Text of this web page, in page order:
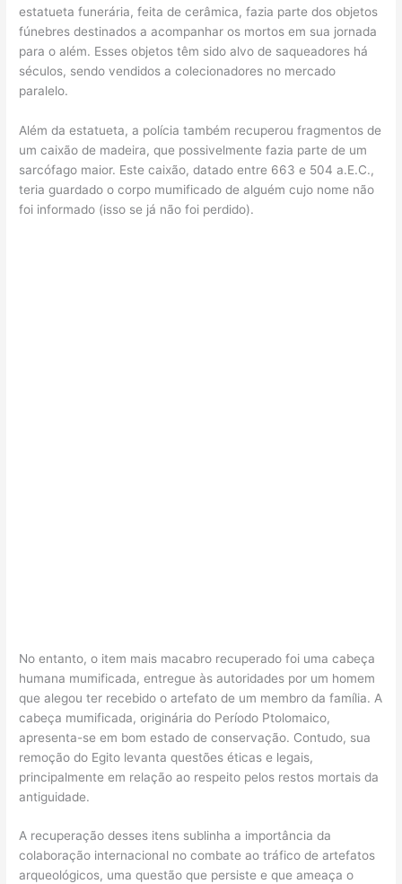
estatueta funerária, feita de cerâmica, fazia parte dos objetos
fúnebres destinados a acompanhar os mortos em sua jornada
para o além. Esses objetos têm sido alvo de saqueadores há
séculos, sendo vendidos a colecionadores no mercado
paralelo.
Além da estatueta, a polícia também recuperou fragmentos de
um caixão de madeira, que possivelmente fazia parte de um
sarcófago maior. Este caixão, datado entre 663 e 504 a.E.C.,
teria guardado o corpo mumificado de alguém cujo nome não
foi informado (isso se já não foi perdido).
No entanto, o item mais macabro recuperado foi uma cabeça
humana mumificada, entregue às autoridades por um homem
que alegou ter recebido o artefato de um membro da família. A
cabeça mumificada, originária do Período Ptolomaico,
apresenta-se em bom estado de conservação. Contudo, sua
remoção do Egito levanta questões éticas e legais,
principalmente em relação ao respeito pelos restos mortais da
antiguidade.
A recuperação desses itens sublinha a importância da
colaboração internacional no combate ao tráfico de artefatos
arqueológicos, uma questão que persiste e que ameaça o